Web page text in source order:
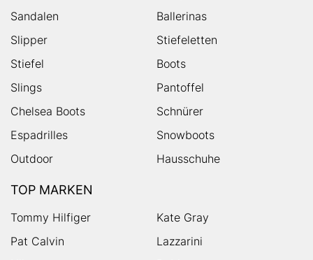
Sandalen
Ballerinas
Slipper
Stiefeletten
Stiefel
Boots
Slings
Pantoffel
Chelsea Boots
Schnürer
Espadrilles
Snowboots
Outdoor
Hausschuhe
TOP MARKEN
Tommy Hilfiger
Kate Gray
Pat Calvin
Lazzarini